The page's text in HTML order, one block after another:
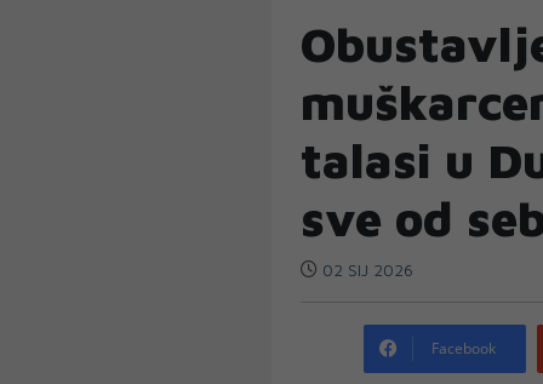
talasi u
sve od
02 SIJ 2026
Facebook